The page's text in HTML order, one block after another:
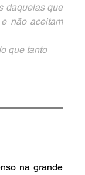
daquelas que
não aceitam
que tanto
na grande